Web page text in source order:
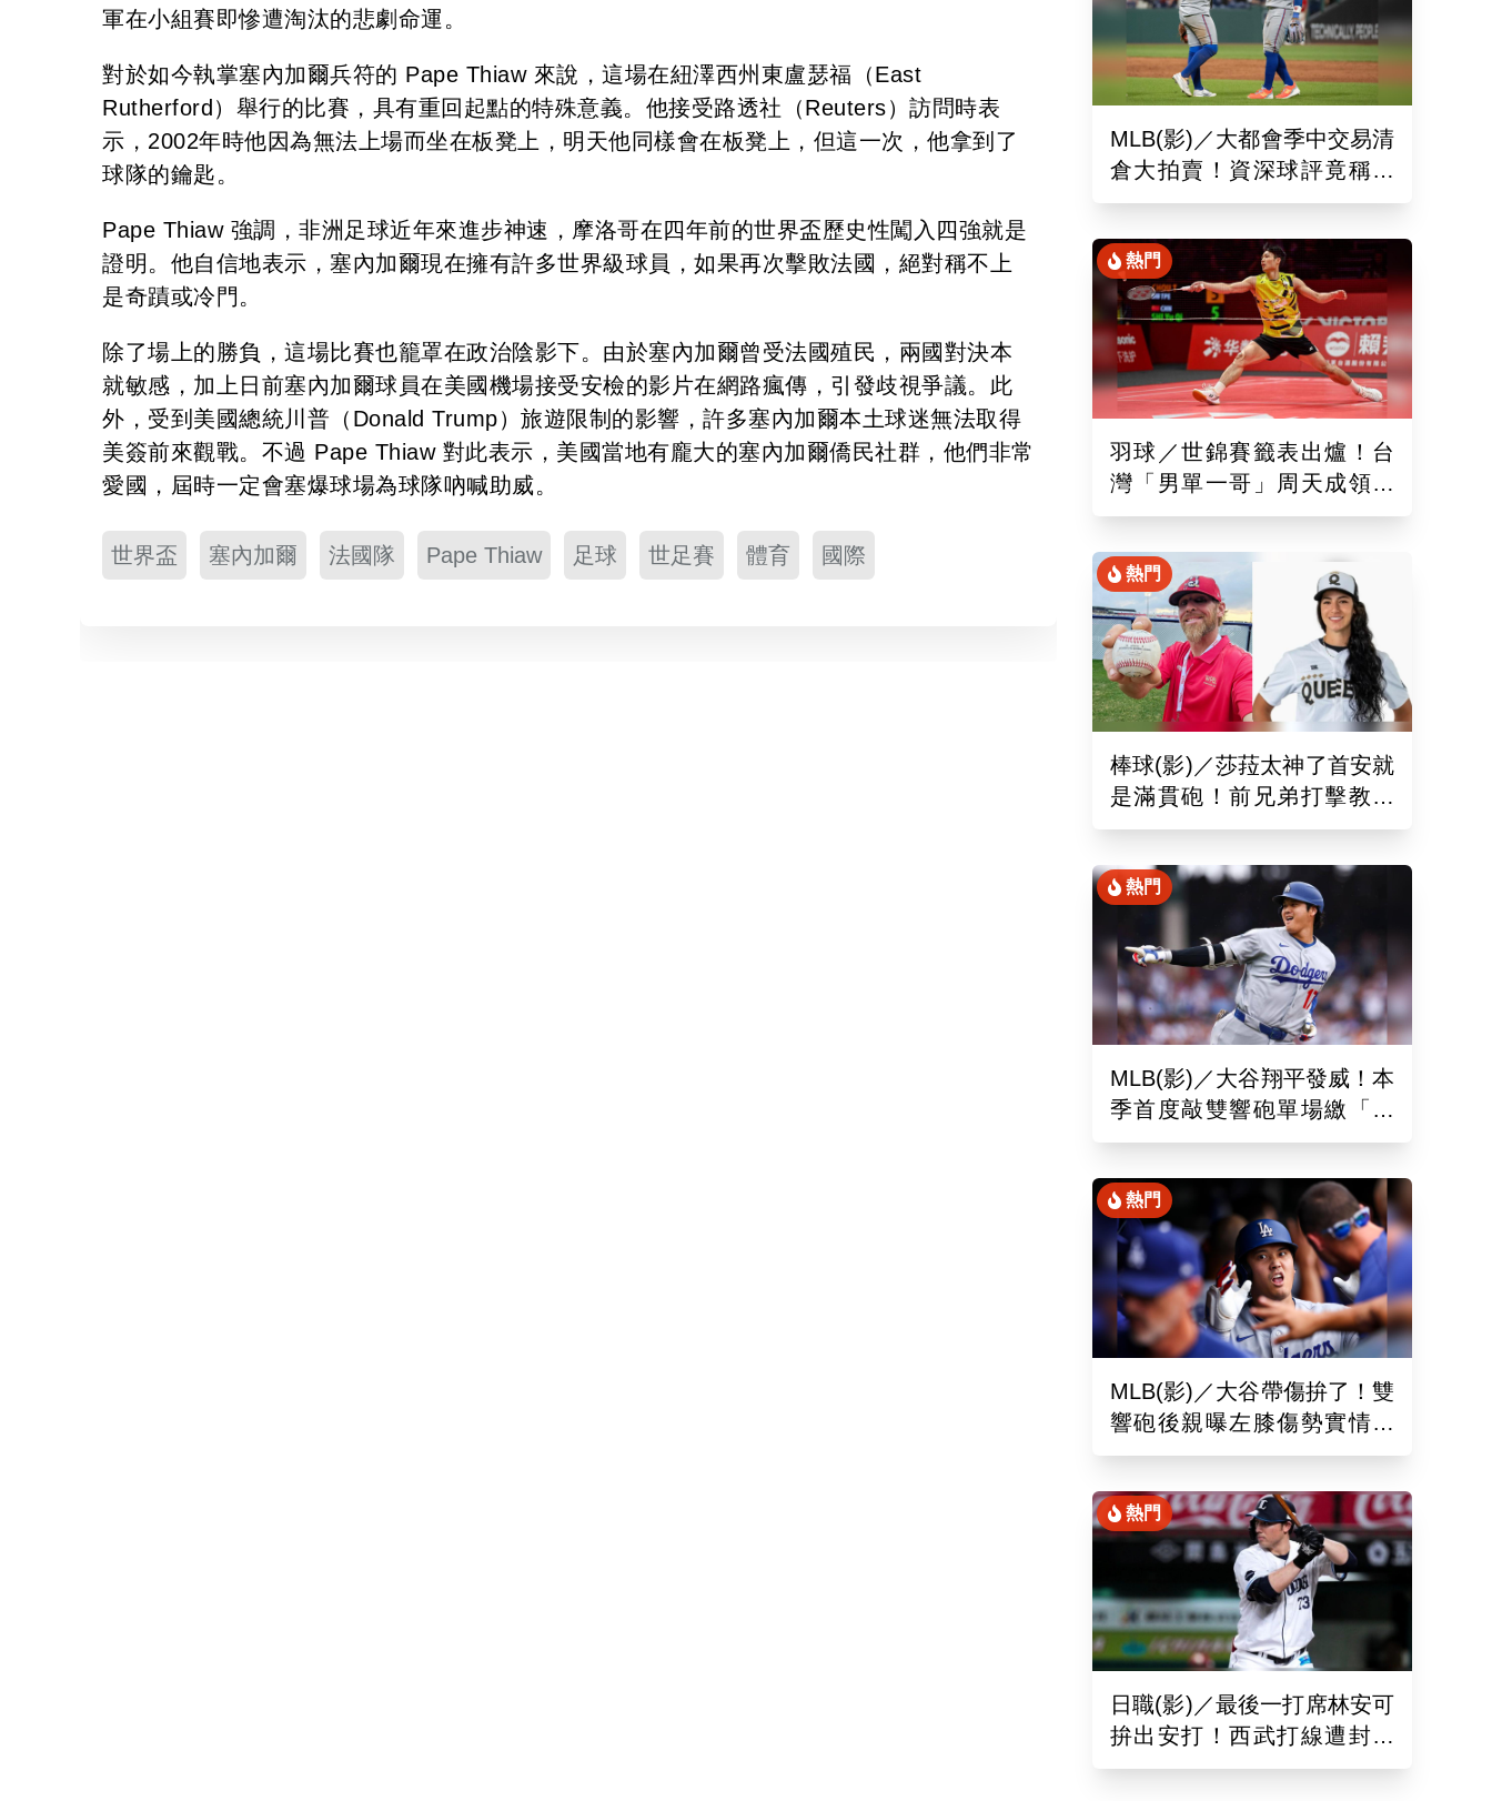
軍在小組賽即慘遭淘汰的悲劇命運。
對於如今執掌塞內加爾兵符的 Pape Thiaw 來說，這場在紐澤西州東盧瑟福（East
Rutherford）舉行的比賽，具有重回起點的特殊意義。他接受路透社（Reuters）訪問時表
示，2002年時他因為無法上場而坐在板凳上，明天他同樣會在板凳上，但這一次，他拿到了
球隊的鑰匙。
Pape Thiaw 強調，非洲足球近年來進步神速，摩洛哥在四年前的世界盃歷史性闖入四強就是
證明。他自信地表示，塞內加爾現在擁有許多世界級球員，如果再次擊敗法國，絕對稱不上
是奇蹟或冷門。
除了場上的勝負，這場比賽也籠罩在政治陰影下。由於塞內加爾曾受法國殖民，兩國對決本
就敏感，加上日前塞內加爾球員在美國機場接受安檢的影片在網路瘋傳，引發歧視爭議。此
外，受到美國總統川普（Donald Trump）旅遊限制的影響，許多塞內加爾本土球迷無法取得
美簽前來觀戰。不過 Pape Thiaw 對此表示，美國當地有龐大的塞內加爾僑民社群，他們非常
愛國，屆時一定會塞爆球場為球隊吶喊助威。
世界盃 塞內加爾 法國隊 Pape Thiaw 足球 世足賽 體育 國際
MLB(影)／大都會季中交易清
倉大拍賣！資深球評竟稱送
出的球員都是「垃圾」
熱門
羽球／世錦賽籤表出爐！台
灣「男單一哥」周天成領軍
率15組台將遠赴印度拚戰
熱門
棒球(影)／莎菈太神了首安就
是滿貫砲！前兄弟打擊教練
締造美國女子職棒聯盟紀錄
熱門
MLB(影)／大谷翔平發威！本
季首度敲雙響砲單場繳「猛
打賞」！道奇依舊苦吞6連敗
熱門
MLB(影)／大谷帶傷拚了！雙
響砲後親曝左膝傷勢實情
「一句話」揭堅持不休兵主
熱門
日職(影)／最後一打席林安可
拚出安打！西武打線遭封鎖
0：8不敵羅德吞2連敗